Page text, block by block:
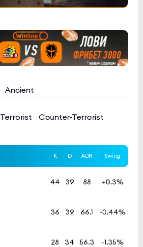
Ancient
Terrorist Counter-Terrorist
K D ADR Swing
44 39 88 +0.3%
36 39 66.1 -0.44%
28 34 56.3 -1.35%